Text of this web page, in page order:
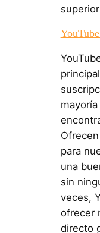
para
una
sin
veces,
ofrecer
directo